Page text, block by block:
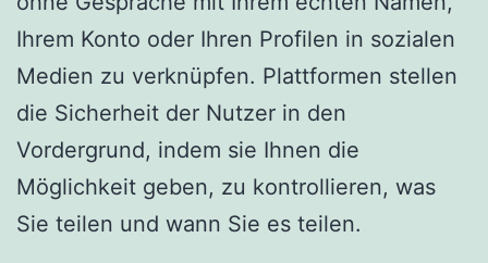
Ihrem Konto oder Ihren Profilen in sozialen
Medien zu verknüpfen. Plattformen stellen
die Sicherheit der Nutzer in den
Vordergrund, indem sie Ihnen die
Möglichkeit geben, zu kontrollieren, was
Sie teilen und wann Sie es teilen.